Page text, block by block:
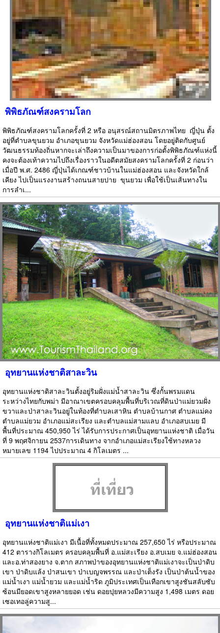
พิพิธภัณฑ์สงครามโลก
พิพิธภัณฑ์สงครามโลกครั้งที่ 2 หรือ อนุสรณ์สถานมิตรภาพไทย  ญี่ปุ่น ตั้ง
อยู่ที่ตำบลขุนยวม อำเภอขุนยวม จังหวัดแม่ฮ่องสอน โดยอยู่ติดกับศูนย์
วัฒนธรรมท้องถิ่นหากจะเล่าถึงความเป็นมาของการก่อตั้งพิพิธภัณฑ์แห่งนี้
คงจะต้องเท้าความไปถึงเรื่องราวในอดีตสมัยสงครามโลกครั้งที่ 2 ก่อนว่า
เมื่อปี พ.ศ. 2486 ญี่ปุ่นได้เกณฑ์ชาวบ้านในแม่ฮ่องสอน และจังหวัดใกล้
เคียง ไปเป็นแรงงานสร้างถนนสายปาย  ขุนยวม เพื่อใช้เป็นเส้นทางใน
การลำเ...
อุทยานแห่งชาติสาละวิน
อุทยานแห่งชาติสาละวินตั้งอยู่ริมฝั่งแม่น้ำสาละวิน ซึ่งกั้นพรมแดน
ระหว่างไทยกับพม่า มีอาณาเขตครอบคลุมพื้นที่บริเวณที่ดินป่าแม่ยวมฝั่ง
ขวาและป่าสาละวินอยู่ในท้องที่ตำบลเสาหิน ตำบลบ้านกาศ ตำบลแม่คง
ตำบลแม่ยวม อำเภอแม่สะเรียง และตำบลแม่สามแลบ อำเภอสบเมย มี
พื้นที่ประมาณ 450,950 ไร่ ได้รับการประกาศเป็นอุทยานแห่งชาติ เมื่อวัน
ที่ 9 พฤศจิกายน 2537การเดินทาง จากอำเภอแม่สะเรียงใช้ทางหลวง
หมายเลข 1194 ไปประมาณ 4 กิโลเมตร ...
อุทยานแห่งชาติแม่เงา
อุทยานแห่งชาติแม่เงา มีเนื้อที่ทั้งหมดประมาณ 257,650 ไร่ หรือประมาณ
412 ตารางกิโลเมตร ครอบคลุมพื้นที่ อ.แม่สะเรียง อ.สบเมย จ.แม่ฮ่องสอน
และอ.ท่าสองยาง จ.ตาก สภาพป่าของอุทยานแห่งชาติแม่เงาจะเป็นป่าดิบ
เขา ป่าดิบแล้ง ป่าสนเขา ป่าเบญจพรรณ และป่าเต็งรัง เป็นป่าต้นน้ำของ
แม่น้ำเงา แม่น้ำยวม และแม่น้ำริด ภูมิประเทศเป็นเทือกเขาสูงชันสลับซับ
ซ้อนมียอดเขาสูงหลายยอด เช่น ดอยปุยหลวงมีความสูง 1,498 เมตร ดอย
เซอเทอลู่ความสู...